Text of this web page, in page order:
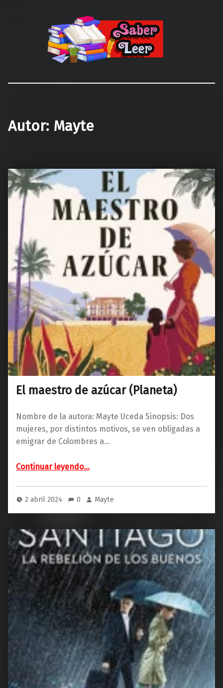
Autor: Mayte
El maestro de azúcar (Planeta)
Nombre de la autora: Mayte Uceda Sinopsis: Dos
mujeres, por distintos motivos, se ven obligadas a
emigrar de Colombres a…
Continuar leyendo…
2 abril 2024 0 Mayte